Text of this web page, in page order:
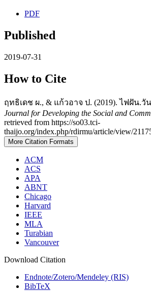
PDF
Published
2019-07-31
How to Cite
ฤทธิเดช ผ., & แก้วอาจ ป. (2019). ไฟฝัน.วั
Journal for Developing the Social and
retrieved from https://so03.tci-
thaijo.org/index.php/rdirmu/article/view/
More Citation Formats
ACM
ACS
APA
ABNT
Chicago
Harvard
IEEE
MLA
Turabian
Vancouver
Download Citation
Endnote/Zotero/Mendeley (RIS)
BibTeX